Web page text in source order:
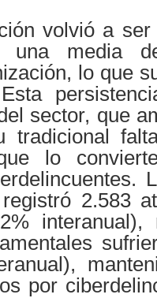
volvió a
una media
lo que
sector, que
tradicional
lo
2.583
por